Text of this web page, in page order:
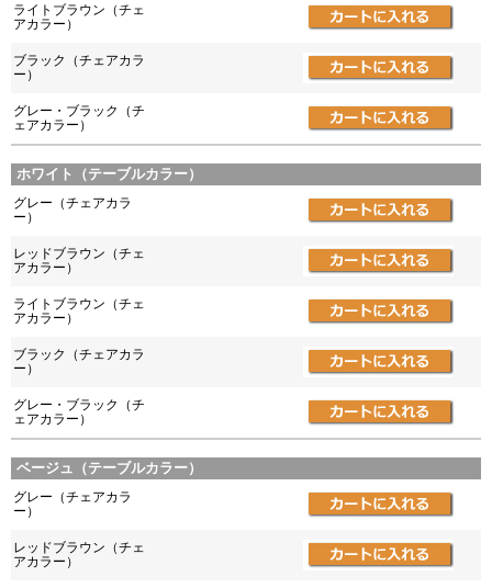
ライトブラウン（チェ
アカラー）
ブラック（チェアカラ
ー）
グレー・ブラック（チ
ェアカラー）
ホワイト（テーブルカラー）
グレー（チェアカラ
ー）
レッドブラウン（チェ
アカラー）
ライトブラウン（チェ
アカラー）
ブラック（チェアカラ
ー）
グレー・ブラック（チ
ェアカラー）
ベージュ（テーブルカラー）
グレー（チェアカラ
ー）
レッドブラウン（チェ
アカラー）